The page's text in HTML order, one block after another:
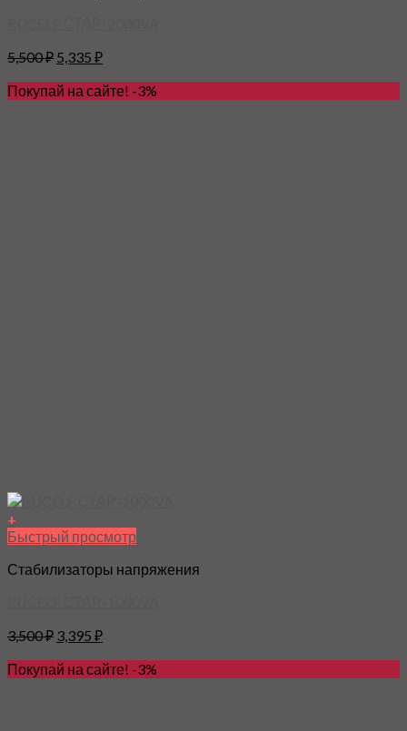
5,500₽ 5,335 ₽
Покупай на сайте! -3%
+
Быстрый просмотр
Стабилизаторы напряжения
3,500₽ 3,395 ₽
Покупай на сайте! -3%